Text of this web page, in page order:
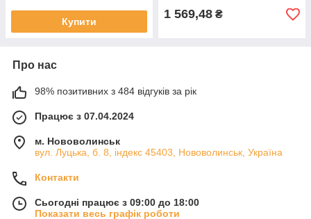
Купити
1 569,48 ₴
Про нас
98% позитивних з 484 відгуків за рік
Працює з 07.04.2024
м. Нововолинськ
вул. Луцька, б. 8, індекс 45403, Нововолинськ, Україна
Контакти
Сьогодні працює з 09:00 до 18:00
Показати весь графік роботи